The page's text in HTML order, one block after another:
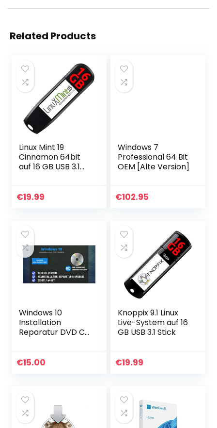
Related Products
Linux Mint 19
Cinnamon 64bit
auf 16 GB USB 3.1
€19.99
Windows 7
Professional 64 Bit
OEM [Alte Version]
€102.95
Windows 10
Installation
Reparatur DVD CD
€15.00
Knoppix 9.1 Linux
Live-System auf 16
GB USB 3.1 Stick
€19.99